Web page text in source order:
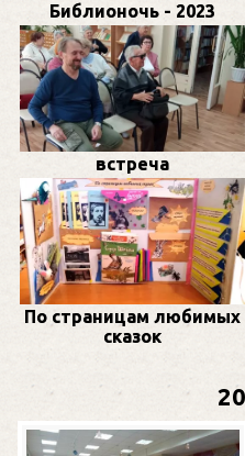
Библионочь - 2023
встреча
По страницам любимых
сказок